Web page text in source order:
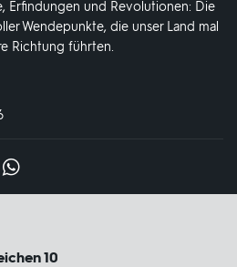
Erfindungen und Revolutionen: Die
Wendepunkte, die unser Land mal
Richtung führten.
10